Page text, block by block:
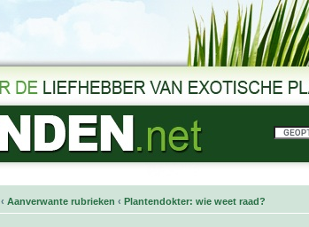
‹ Aanverwante rubrieken ‹ Plantendokter: wie weet raad?